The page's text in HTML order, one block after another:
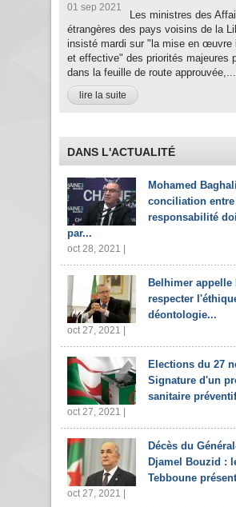
01 sep 2021
Les ministres des
étrangères des pays voisins de la
insisté mardi sur "la mise en œuvre
et effective" des priorités majeures
dans la feuille de route approuvée,...
lire la suite
DANS L'ACTUALITÉ
Mohamed
conciliation
responsabilité
par...
oct 28, 2021 |
Belhimer appelle
respecter
déontologie...
oct 27, 2021 |
Elections du 27
Signature d'un
sanitaire
oct 27, 2021 |
Décès du
Djamel Bouzid :
Tebboune
oct 27, 2021 |